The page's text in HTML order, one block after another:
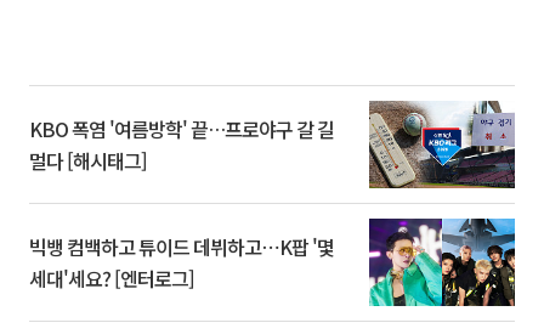
KBO 폭염 '여름방학' 끝…프로야구 갈 길
멀다 [해시태그]
빅뱅 컴백하고 튜이드 데뷔하고⋯K팝 '몇
세대'세요? [엔터로그]